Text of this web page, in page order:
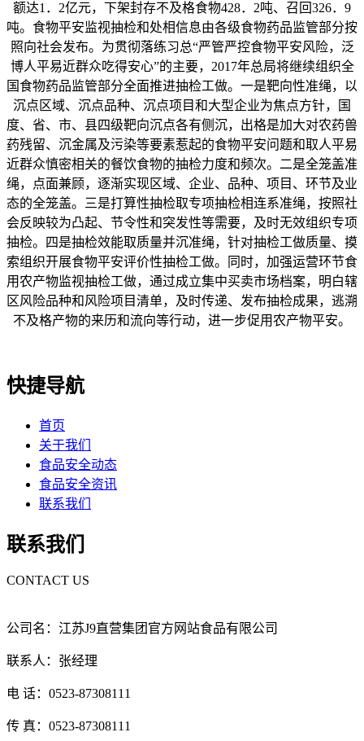
额达1．2亿元，下架封存不及格食物428．2吨、召回326．9
吨。食物平安监视抽检和处相信息由各级食物药品监管部分按
照向社会发布。为贯彻落练习总“严管严控食物平安风险，泛
博人平易近群众吃得安心”的主要，2017年总局将继续组织全
国食物药品监管部分全面推进抽检工做。一是靶向性准绳，以
沉点区域、沉点品种、沉点项目和大型企业为焦点方针，国
度、省、市、县四级靶向沉点各有侧沉，出格是加大对农药兽
药残留、沉金属及污染等要素惹起的食物平安问题和取人平易
近群众慎密相关的餐饮食物的抽检力度和频次。二是全笼盖准
绳，点面兼顾，逐渐实现区域、企业、品种、项目、环节及业
态的全笼盖。三是打算性抽检取专项抽检相连系准绳，按照社
会反映较为凸起、节令性和突发性等需要，及时无效组织专项
抽检。四是抽检效能取质量并沉准绳，针对抽检工做质量、摸
索组织开展食物平安评价性抽检工做。同时，加强运营环节食
用农产物监视抽检工做，通过成立集中买卖市场档案，明白辖
区风险品种和风险项目清单，及时传递、发布抽检成果，逃溯
不及格产物的来历和流向等行动，进一步促用农产物平安。
快捷导航
首页
关于我们
食品安全动态
食品安全资讯
联系我们
联系我们
CONTACT US
公司名：江苏J9直营集团官方网站食品有限公司
联系人：张经理
电 话：0523-87308111
传 真：0523-87308111